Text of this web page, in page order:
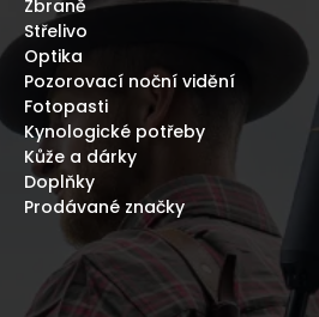
Zbraně
Střelivo
Optika
Pozorovací noční vidění
Fotopasti
Kynologické potřeby
Kůže a dárky
Doplňky
Prodávané značky